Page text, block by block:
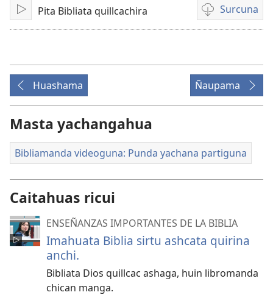
anllana
Callarichina
Pita Bibliata quillcachira Surcuna
Opciones
de
grabaciones
de
video
Huashama Ñaupama
Masta yachangahua
Bibliamanda videoguna: Punda yachana partiguna
Caitahuas ricui
ENSEÑANZAS IMPORTANTES DE LA BIBLIA
Imahuata Biblia sirtu ashcata quirina
anchi.
Bibliata Dios quillcac ashaga, huin libromanda
chican manga.